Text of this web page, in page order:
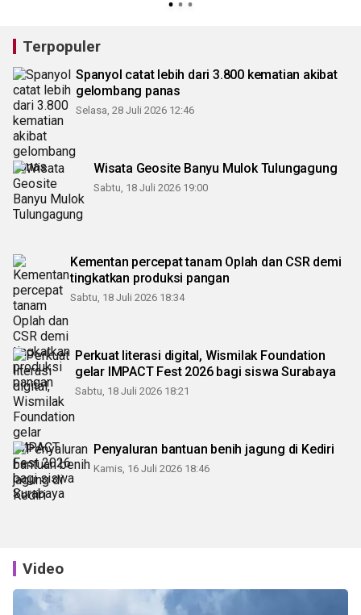
Terpopuler
Spanyol catat lebih dari 3.800 kematian akibat
gelombang panas
Selasa, 28 Juli 2026 12:46
Wisata Geosite Banyu Mulok Tulungagung
Sabtu, 18 Juli 2026 19:00
Kementan percepat tanam Oplah dan CSR demi
tingkatkan produksi pangan
Sabtu, 18 Juli 2026 18:34
Perkuat literasi digital, Wismilak Foundation
gelar IMPACT Fest 2026 bagi siswa Surabaya
Sabtu, 18 Juli 2026 18:21
Penyaluran bantuan benih jagung di Kediri
Kamis, 16 Juli 2026 18:46
Video